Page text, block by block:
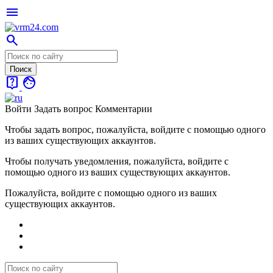
menu
search
live_help face
Войти Задать вопрос Комментарии
Чтобы задать вопрос, пожалуйста, войдите с помощью одного
из ваших существующих аккаунтов.
Чтобы получать уведомления, пожалуйста, войдите с
помощью одного из ваших существующих аккаунтов.
Пожалуйста, войдите с помощью одного из ваших
существующих аккаунтов.